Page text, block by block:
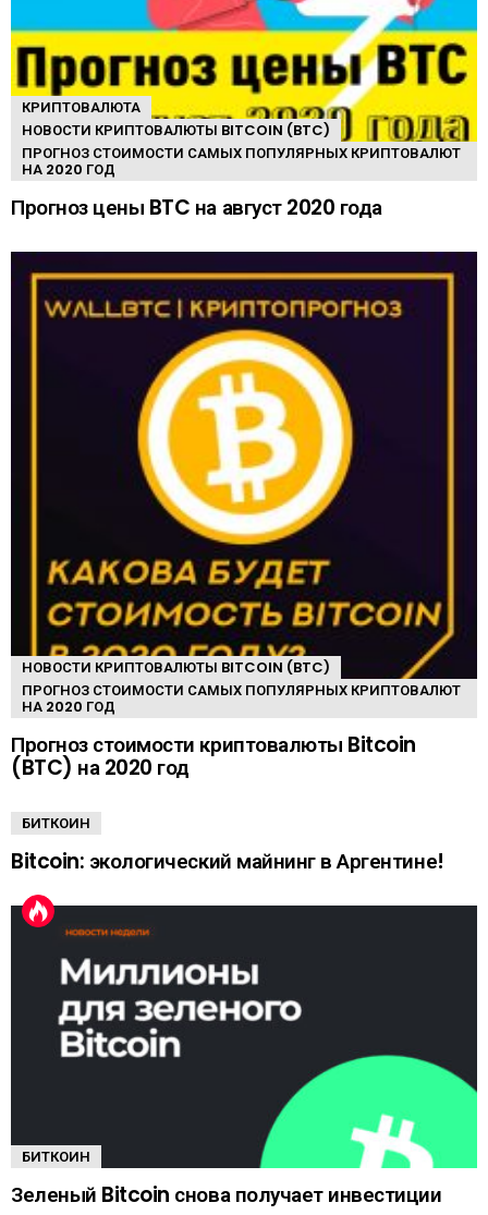
КРИПТОВАЛЮТА
НОВОСТИ КРИПТОВАЛЮТЫ BITCOIN (BTC)
ПРОГНОЗ СТОИМОСТИ САМЫХ ПОПУЛЯРНЫХ КРИПТОВАЛЮТ
НА 2020 ГОД
Прогноз цены BTC на август 2020 года
НОВОСТИ КРИПТОВАЛЮТЫ BITCOIN (BTC)
ПРОГНОЗ СТОИМОСТИ САМЫХ ПОПУЛЯРНЫХ КРИПТОВАЛЮТ
НА 2020 ГОД
Прогноз стоимости криптовалюты Bitcoin
(BTC) на 2020 год
БИТКОИН
Bitcoin: экологический майнинг в Аргентине!
БИТКОИН
Зеленый Bitcoin снова получает инвестиции